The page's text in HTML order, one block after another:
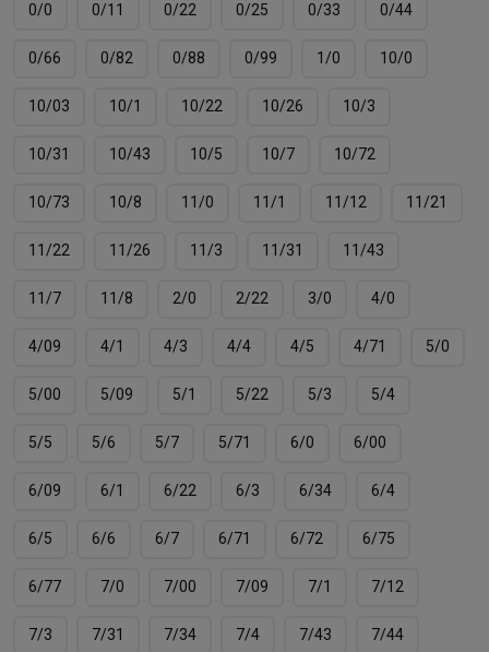
0/0
0/11 0/22 0/25 0/33 0/44
0/66 0/82 0/88 0/99 1/0 10/0
10/03 10/1 10/22 10/26 10/3
10/31 10/43 10/5 10/7 10/72
10/73 10/8 11/0 11/1 11/12 11/21
11/22 11/26 11/3 11/31 11/43
11/7 11/8 2/0 2/22 3/0 4/0
4/09 4/1 4/3 4/4 4/5 4/71 5/0
5/00 5/09 5/1 5/22 5/3 5/4
5/5 5/6 5/7 5/71 6/0 6/00
6/09 6/1 6/22 6/3 6/34 6/4
6/5 6/6 6/7 6/71 6/72 6/75
6/77 7/0 7/00 7/09 7/1 7/12
7/3 7/31 7/34 7/4 7/43 7/44